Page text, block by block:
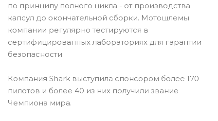
по принципу полного цикла - от производства
капсул до окончательной сборки. Мотошлемы
компании регулярно тестируются в
сертифицированных лабораториях для гарантии
безопасности.
Компания Shark выступила спонсором более 170
пилотов и более 40 из них получили звание
Чемпиона мира.